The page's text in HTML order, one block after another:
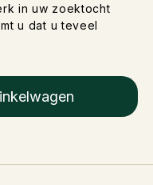
in uw zoektocht
u dat u teveel